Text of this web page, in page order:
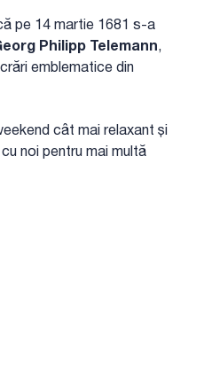
pe 14 martie 1681 s-a
Philipp Telemann,
emblematice din
cât mai relaxant și
noi pentru mai multă